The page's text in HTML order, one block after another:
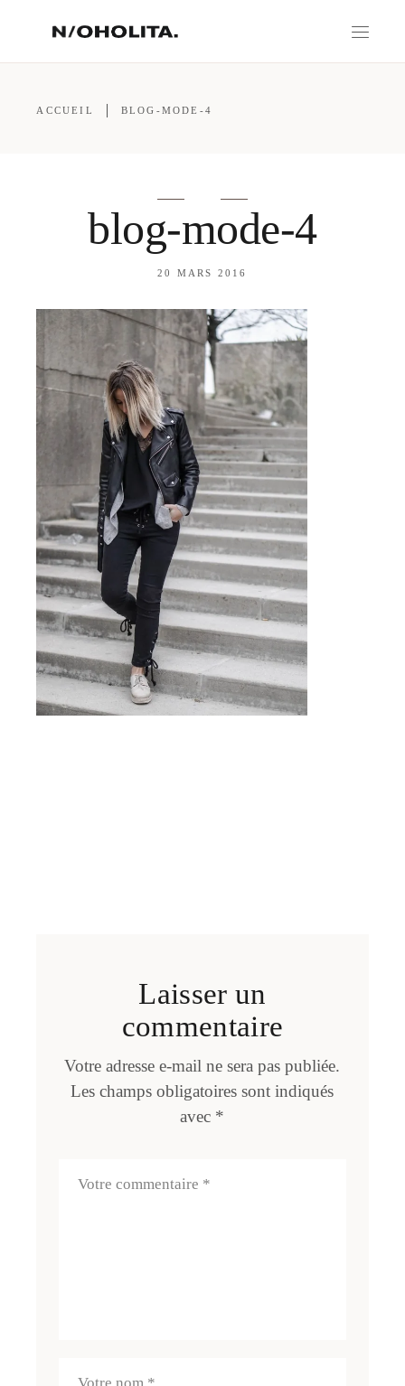
ACCUEIL BLOG-MODE-4
blog-mode-4
20 MARS 2016
Laisser un
commentaire
Votre adresse e-mail ne sera pas publiée.
Les champs obligatoires sont indiqués
avec *